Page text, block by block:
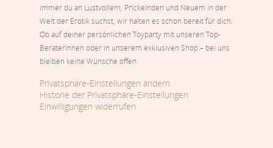
immer du an Lustvollem, Prickelnden und Neuem in der
Welt der Erotik suchst, wir halten es schon bereit für dich.
Ob auf deiner persönlichen Toyparty mit unseren Top-
BeraterInnen oder in unserem exklusiven Shop – bei uns
bleiben keine Wünsche offen.
Privatsphäre-Einstellungen ändern
Historie der Privatsphäre-Einstellungen
Einwilligungen widerrufen